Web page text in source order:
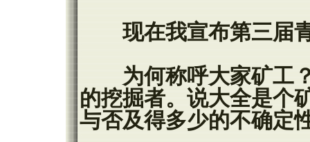
现在我宣布第三届青
为何称呼大家矿工？
的挖掘者。说大全是个
与否及得多少的不确定